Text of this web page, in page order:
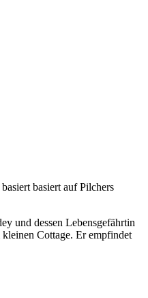
basiert auf Pilchers
und dessen Lebensgefährtin
Cottage. Er empfindet